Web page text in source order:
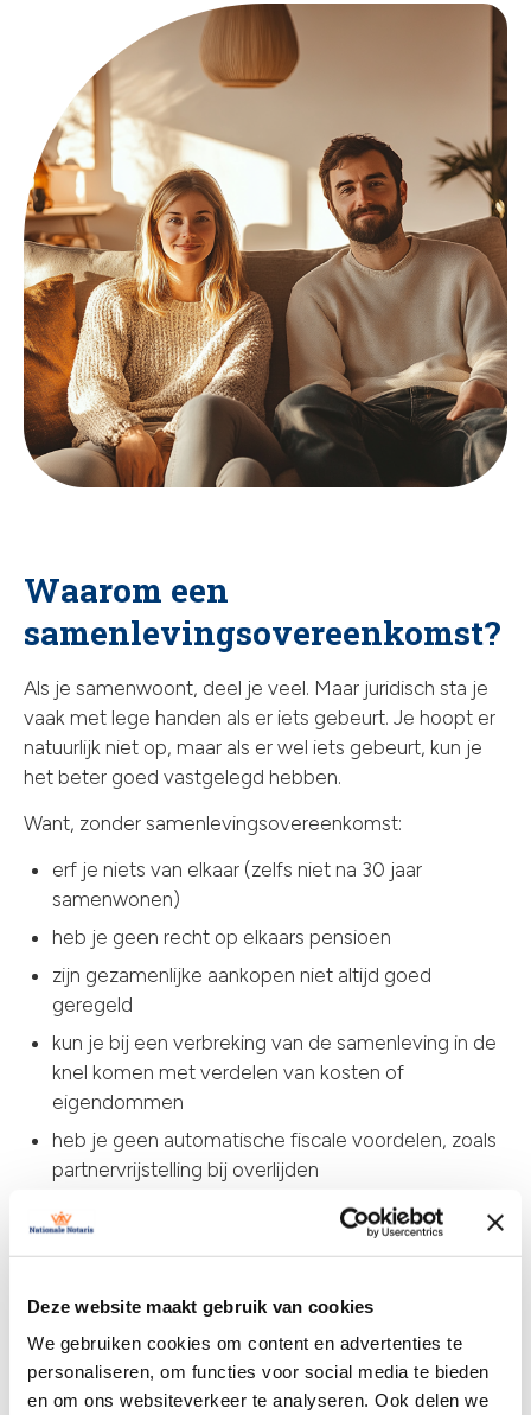
Deze website maakt gebruik van cookies
We gebruiken cookies om content en advertenties te
personaliseren, om functies voor social media te bieden
en om ons websiteverkeer te analyseren. Ook delen we
Waarom een
samenlevingsovereenkomst?
Als je samenwoont, deel je veel. Maar juridisch sta je
vaak met lege handen als er iets gebeurt. Je hoopt er
natuurlijk niet op, maar als er wel iets gebeurt, kun je
het beter goed vastgelegd hebben.
Want, zonder samenlevingsovereenkomst:
erf je niets van elkaar (zelfs niet na 30 jaar
samenwonen)
heb je geen recht op elkaars pensioen
zijn gezamenlijke aankopen niet altijd goed
geregeld
kun je bij een verbreking van de samenleving in de
knel komen met verdelen van kosten of
eigendommen
heb je geen automatische fiscale voordelen, zoals
partnervrijstelling bij overlijden
Wat leg je vast in een
samenlevingscontract?